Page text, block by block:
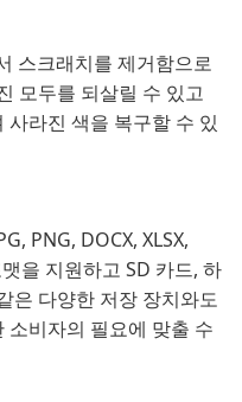
스크래치를 제거함으로
모두를 되살릴 수 있고
라진 색을 복구할 수 있
PNG, DOCX, XLSX,
을 지원하고 SD 카드, 하
은 다양한 저장 장치와도
소비자의 필요에 맞출 수